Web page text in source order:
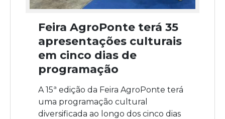
Feira AgroPonte terá 35
apresentações culturais
em cinco dias de
programação
A 15ª edição da Feira AgroPonte terá
uma programação cultural
diversificada ao longo dos cinco dias